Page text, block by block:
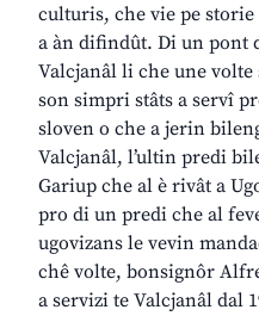
culturis, che vie pe
a àn difindût. Di un pont
Valcjanâl li che une volte
son simpri stâts a servî
sloven o che a jerin
Valcjanâl, l’ultin predi
Gariup che al è rivât a
pro di un predi che al
ugovizans le vevin
chê volte, bonsignôr
a servizi te Valcjanâl dal